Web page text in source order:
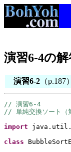
演習6-4の
演習6-2 （
// 演習6-4
// 単純交換ソート（
import
class